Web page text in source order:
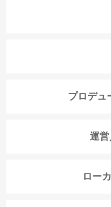
プロデュ
運営
ロー